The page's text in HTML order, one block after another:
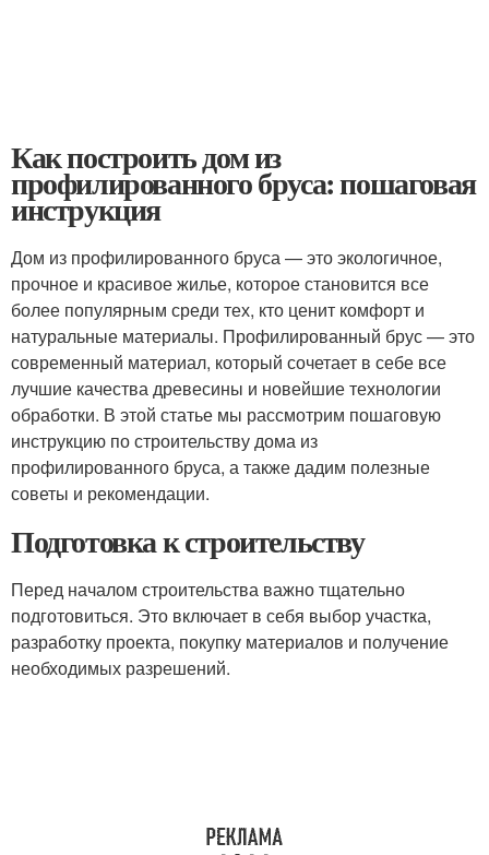
Как построить дом из
профилированного бруса: пошаговая
инструкция
Дом из профилированного бруса — это экологичное,
прочное и красивое жилье, которое становится все
более популярным среди тех, кто ценит комфорт и
натуральные материалы. Профилированный брус — это
современный материал, который сочетает в себе все
лучшие качества древесины и новейшие технологии
обработки. В этой статье мы рассмотрим пошаговую
инструкцию по строительству дома из
профилированного бруса, а также дадим полезные
советы и рекомендации.
Подготовка к строительству
Перед началом строительства важно тщательно
подготовиться. Это включает в себя выбор участка,
разработку проекта, покупку материалов и получение
необходимых разрешений.